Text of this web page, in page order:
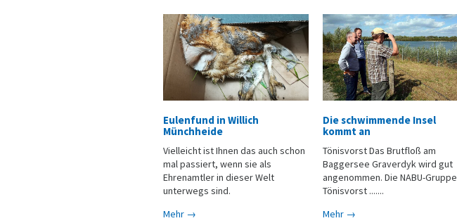
Eulenfund in Willich
Münchheide
Vielleicht ist Ihnen das auch schon
mal passiert, wenn sie als
Ehrenamtler in dieser Welt
unterwegs sind.
Mehr →
Die schwimmende Insel
kommt an
Tönisvorst Das Brutfloß am
Baggersee Graverdyk wird gut
angenommen. Die NABU-Gruppe
Tönisvorst .......
Mehr →